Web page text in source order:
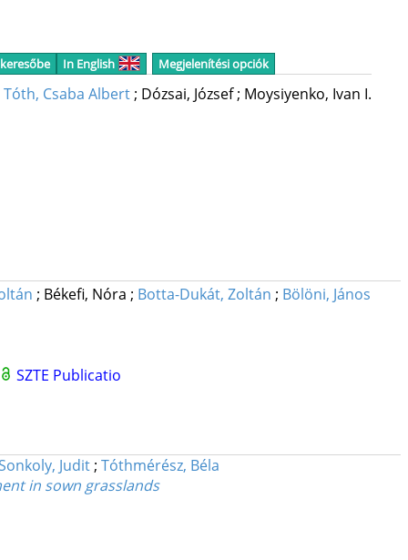
In English Megjelenítési opciók
Tóth, Csaba Albert; Dózsai, József; Moysiyenko, Ivan I.
; Békefi, Nóra ; Botta-Dukát, Zoltán ; Bölöni, János
SZTE Publicatio
Judit ; Tóthmérész, Béla
in sown grasslands